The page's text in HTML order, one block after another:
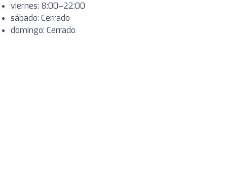
viernes: 8:00–22:00
sábado: Cerrado
domingo: Cerrado